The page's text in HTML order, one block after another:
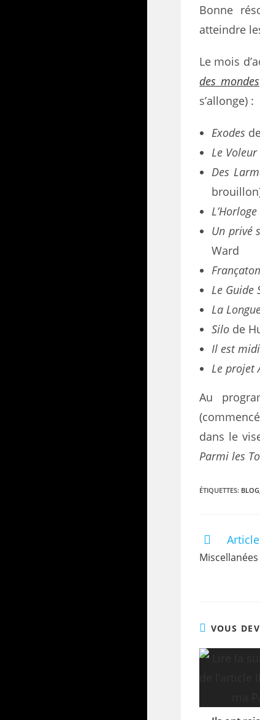
Bonne
atteindre
Le mois
des mondes
s’allonge) :
Exodes
Le
Des
Un privé
Ward
Le Guide
La
Silo de
Il est
Le projet
Au
dans le
Parmi les
ÉTIQUETTES: BLOG,
VOUS